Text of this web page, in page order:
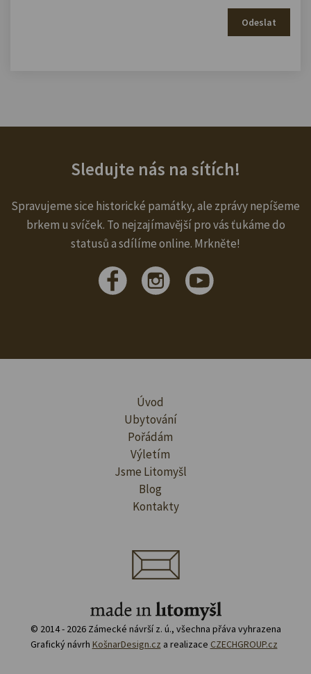
Odeslat
Sledujte nás na sítích!
Spravujeme sice historické památky, ale zprávy nepíšeme
brkem u svíček. To nejzajímavější pro vás ťukáme do
statusů a sdílíme online. Mrkněte!
Úvod
Ubytování
Pořádám
Výletím
Jsme Litomyšl
Blog
Kontakty
© 2014 - 2026 Zámecké návrší z. ú., všechna přáva vyhrazena
Grafický návrh KošnarDesign.cz a realizace CZECHGROUP.cz